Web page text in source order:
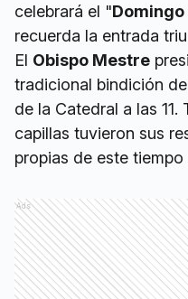
celebrará el "Domingo
recuerda la entrada
El Obispo Mestre
tradicional bindición
de la Catedral a las
capillas tuvieron sus
propias de este
Ads